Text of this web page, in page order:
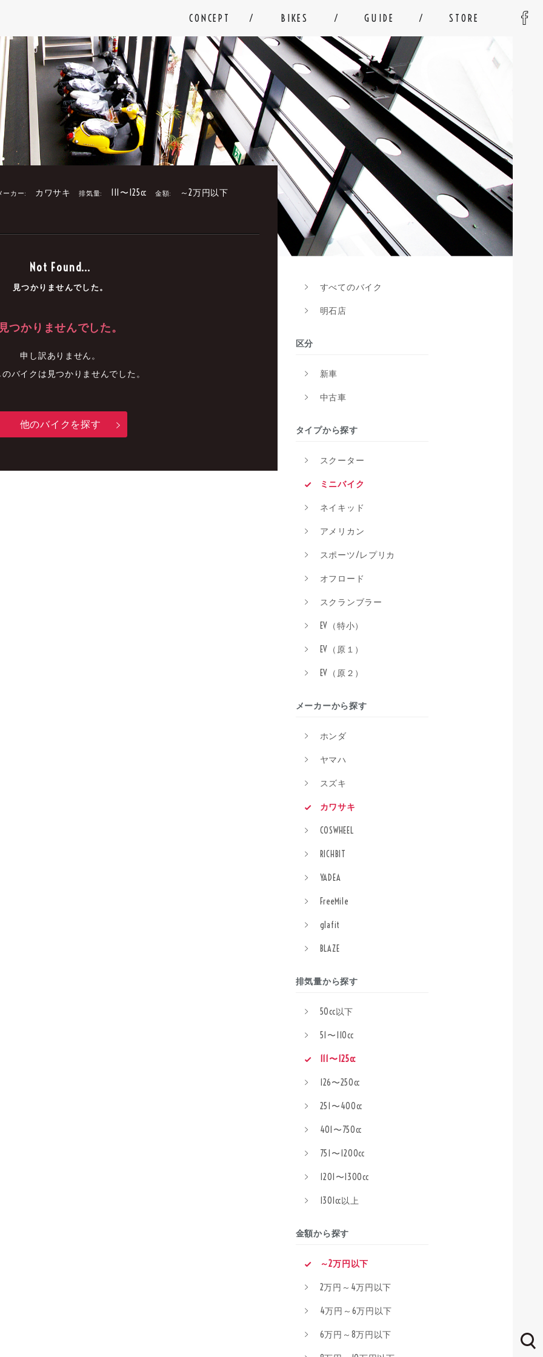
CONCEPT BIKES GUIDE STORE
ーカー: カワサキ 排気量: 111〜125cc 金額: ～2万円以下
Not Found...
見つかりませんでした。
見つかりませんでした。
申し訳ありません。
バイクは見つかりませんでした。
他のバイクを探す
すべてのバイク
明石店
区分
新車
中古車
タイプから探す
スクーター
ミニバイク
ネイキッド
アメリカン
スポーツ/レプリカ
オフロード
スクランブラー
EV（特小）
EV（原１）
EV（原２）
メーカーから探す
ホンダ
ヤマハ
スズキ
カワサキ
COSWHEEL
RICHBIT
YADEA
FreeMile
glafit
BLAZE
排気量から探す
50cc以下
51〜110cc
111〜125cc
126〜250cc
251〜400cc
401〜750cc
751〜1200cc
1201〜1300cc
1301cc以上
金額から探す
～2万円以下
2万円～4万円以下
4万円～6万円以下
6万円～8万円以下
中古車